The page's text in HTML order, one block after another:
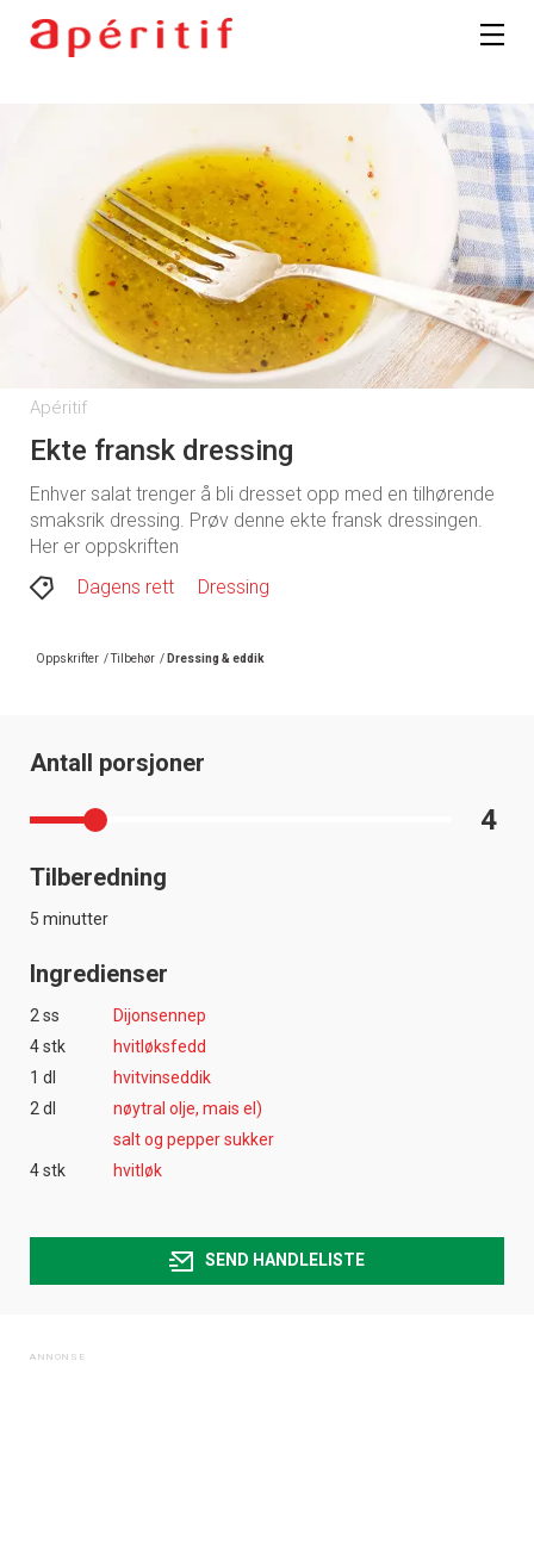
Apéritif
Ekte fransk dressing
Enhver salat trenger å bli dresset opp med en tilhørende
smaksrik dressing. Prøv denne ekte fransk dressingen.
Her er oppskriften
Dagens rett
Dressing
Oppskrifter /Tilbehør / Dressing & eddik
Antall porsjoner
4
Tilberedning
5 minutter
Ingredienser
2 ss
Dijonsennep
4 stk
hvitløksfedd
1 dl
hvitvinseddik
2 dl
nøytral olje, mais el)
salt og pepper sukker
4 stk
hvitløk
SEND HANDLELISTE